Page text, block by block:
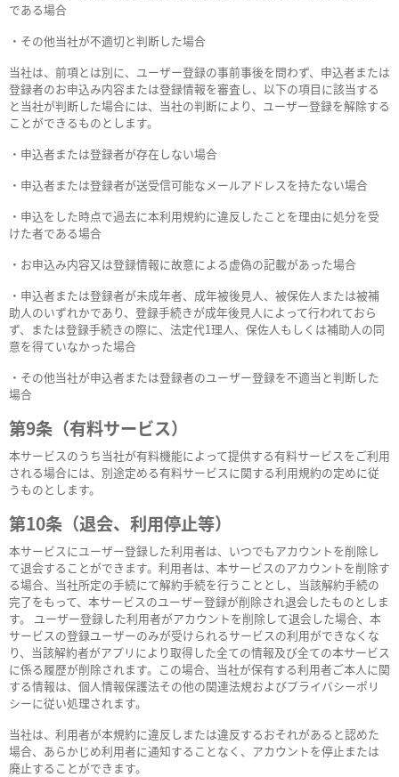
である場合
・その他当社が不適切と判断した場合
当社は、前項とは別に、ユーザー登録の事前事後を問わず、申込者または
登録者のお申込み内容または登録情報を審査し、以下の項目に該当する
と当社が判断した場合には、当社の判断により、ユーザー登録を解除する
ことができるものとします。
・申込者または登録者が存在しない場合
・申込者または登録者が送受信可能なメールアドレスを持たない場合
・申込をした時点で過去に本利用規約に違反したことを理由に処分を受
けた者である場合
・お申込み内容又は登録情報に故意による虚偽の記載があった場合
・申込者または登録者が未成年者、成年被後見人、被保佐人または被補
助人のいずれかであり、登録手続きが成年後見人によって行われておら
ず、または登録手続きの際に、法定代1理人、保佐人もしくは補助人の同
意を得ていなかった場合
・その他当社が申込者または登録者のユーザー登録を不適当と判断した
場合
第9条（有料サービス）
本サービスのうち当社が有料機能によって提供する有料サービスをご利用
される場合には、別途定める有料サービスに関する利用規約の定めに従
うものとします。
第10条（退会、利用停止等）
本サービスにユーザー登録した利用者は、いつでもアカウントを削除し
て退会することができます。利用者は、本サービスのアカウントを削除す
る場合、当社所定の手続にて解約手続を行うこととし、当該解約手続の
完了をもって、本サービスのユーザー登録が削除され退会したものとしま
す。 ユーザー登録した利用者がアカウントを削除して退会した場合、本
サービスの登録ユーザーのみが受けられるサービスの利用ができなくな
り、当該解約者がアプリにより取得した全ての情報及び全ての本サービス
に係る履歴が削除されます。この場合、当社が保有する利用者ご本人に関
する情報は、個人情報保護法その他の関連法規およびプライバシーポリ
シーに従い処理されます。
当社は、利用者が本規約に違反しまたは違反するおそれがあると認めた
場合、あらかじめ利用者に通知することなく、アカウントを停止または
廃止することができます。